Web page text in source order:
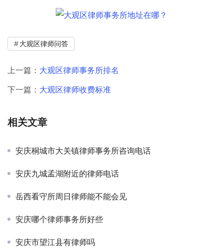
大观区律师问答
上一篇： 大观区律师事务所排名
下一篇： 大观区律师收费标准
相关文章
安庆桐城市大关镇律师事务所咨询电话
安庆九城孟湖附近的律师电话
岳西看守所周日律师能不能会见
安庆哪个律师事务所好些
安庆市望江县有律师吗